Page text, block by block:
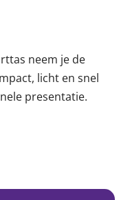
neem je de
licht en snel
presentatie.